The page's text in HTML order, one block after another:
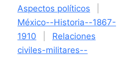
Aspectos políticos
México--Historia--1867-
1910
Relaciones
civiles-militares--